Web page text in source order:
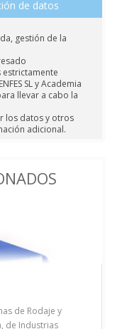
de datos
gestión de la
estrictamente
SL y Academia
llevar a cabo la
los datos y otros
adicional.
de Rodaje y
de Industrias